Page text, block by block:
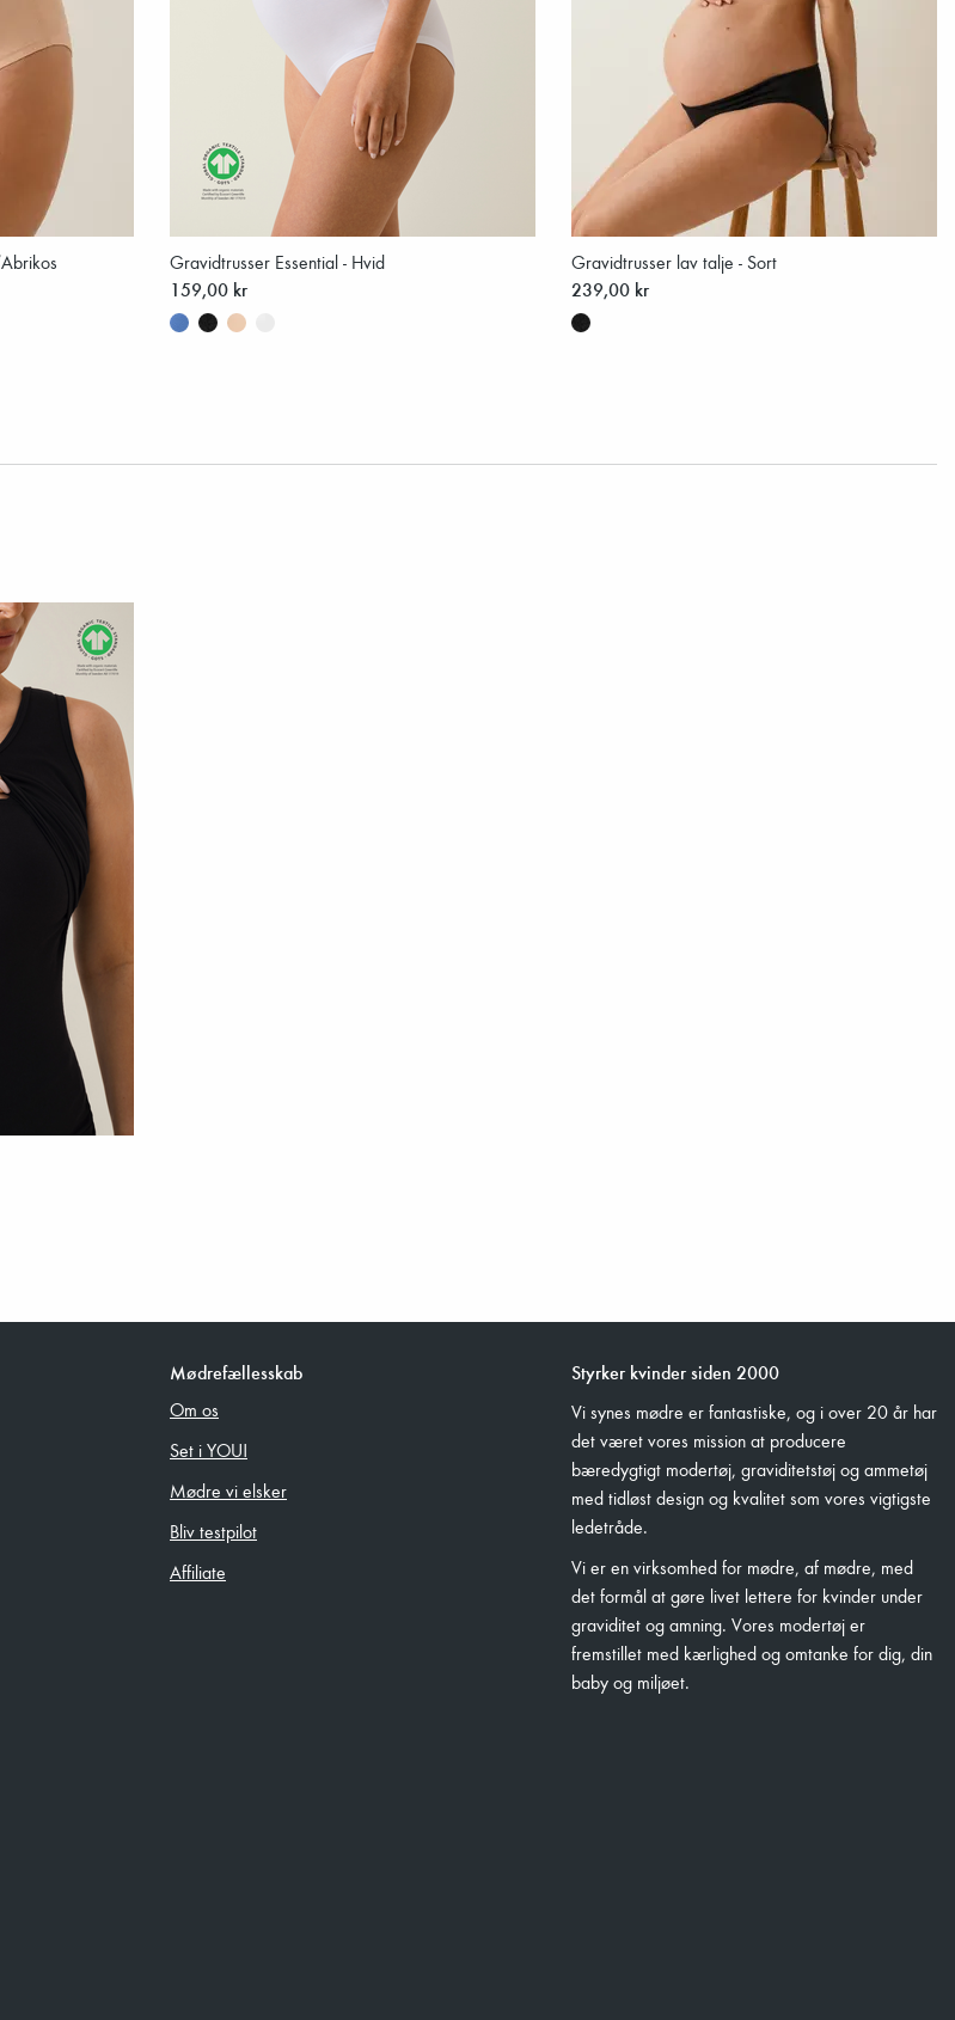
Gravidtrusser Essential - Hvid
159,00 kr
Gravidtrusser lav talje - Sort
239,00 kr
Mødrefællesskab
Om os
Set i YOU!
Mødre vi elsker
Bliv testpilot
Affiliate
Styrker kvinder siden 2000
Vi synes mødre er fantastiske, og i over 20 år har
det været vores mission at producere
bæredygtigt modertøj, graviditetstøj og ammetøj
med tidløst design og kvalitet som vores vigtigste
ledetråde.
Vi er en virksomhed for mødre, af mødre, med
det formål at gøre livet lettere for kvinder under
graviditet og amning. Vores modertøj er
fremstillet med kærlighed og omtanke for dig, din
baby og miljøet.